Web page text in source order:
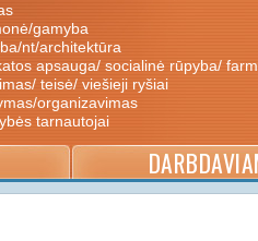
gamyba
nt/architektūra
apsauga/ socialinė rūpyba/
teisė/ viešieji ryšiai
organizavimas
tarnautojai